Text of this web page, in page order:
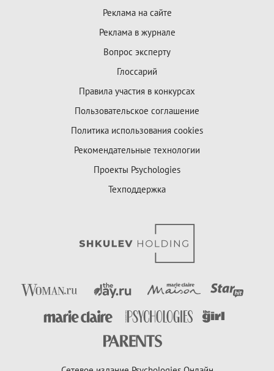
Реклама на сайте
Реклама в журнале
Вопрос эксперту
Глоссарий
Правила участия в конкурсах
Пользовательское соглашение
Политика использования cookies
Рекомендательные технологии
Проекты Psychologies
Техподдержка